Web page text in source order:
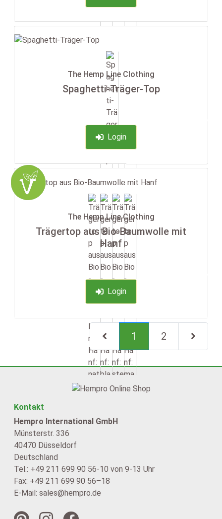
The Hemp Line Clothing
Spaghetti-Träger-Top
Login
-35%
The Hemp Line Clothing
Trägertop aus Bio-Baumwolle mit
Hanf
Login
-35%
1 (current)
2
Kontakt
Hempro International GmbH
Münsterstr. 336
40470 Düsseldorf
Deutschland
Tel.: +49 211 699 90 56-10 von 9-13 Uhr
Fax: +49 211 699 90 56–18
E-Mail: sales@hempro.de